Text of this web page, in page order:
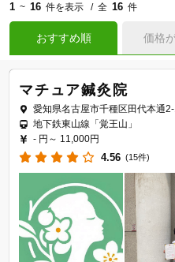
1 ~ 16 件を表示 全 16 件
おすすめ順 価格
マチュア鍼灸院
愛知県名古屋市千種区田代本通
地下鉄東山線「覚王山」
- 円～ 11,000円
4.56 (15件)